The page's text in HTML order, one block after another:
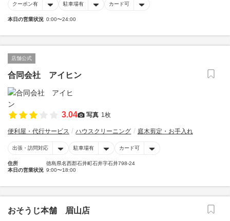
クーポン有 駐車場有 カード可
本日の営業状況 0:00〜24:00
店舗公式
合同会社 アイヒン
3.04 写真 1枚
便利屋・代行サービス ハウスクリーニング 庭木剪定・お手入れ
出張・訪問対応 駐車場有 カード可
住所
徳島県名西郡石井町石井字石井798-24
本日の営業状況 9:00〜18:00
おそうじ本舗 眉山店